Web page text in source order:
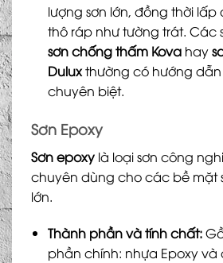
lượng sơn lớn, đồng thời
thô ráp như tường trát. Các
sơn chống thấm Kovahay
Duluxthường có hướng dẫn
chuyên biệt.
Sơn Epoxy
Sơn epoxy là loại sơn công
chuyên dùng cho các bề mặt
lớn.
Thành phần và tính chất:
phần chính: nhựa Epoxy